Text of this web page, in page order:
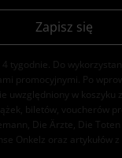
Zapisz się
tygodnie. Do
promocyjnymi. Po
uwzględniony w koszyku
biletów, voucherów
Die Ärzte, Die
Onkelz oraz artykułów